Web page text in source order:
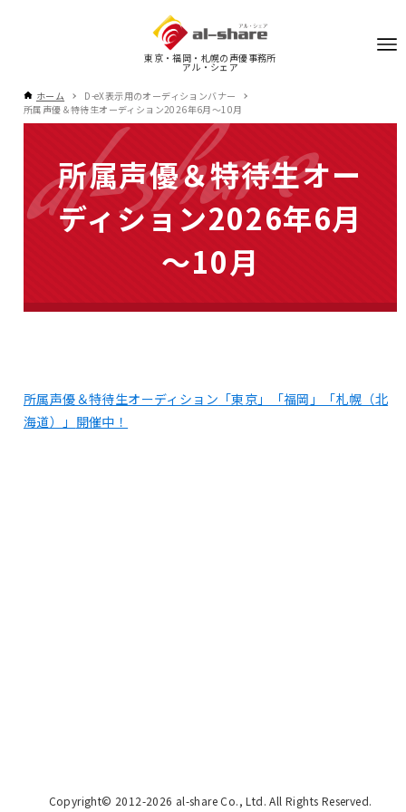
東京・福岡・札幌の声優事務所
アル・シェア
ホーム
D-eX表示用のオーディションバナー
所属声優＆特待生オーディション2026年6月～10月
所属声優＆特待生オー
ディション2026年6月
～10月
所属声優＆特待生オーディション 「東京」「福岡」「札幌（北
海道）」 開催中！
Copyright©️ 2012-2026 al-share Co., Ltd. All Rights Reserved.